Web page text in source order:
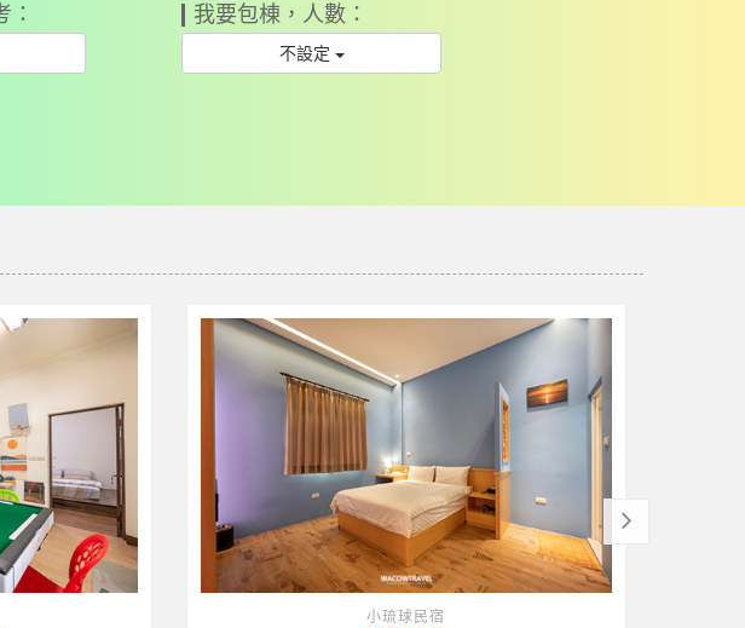
： 我要包棟，人數：
不設定
小琉球民宿